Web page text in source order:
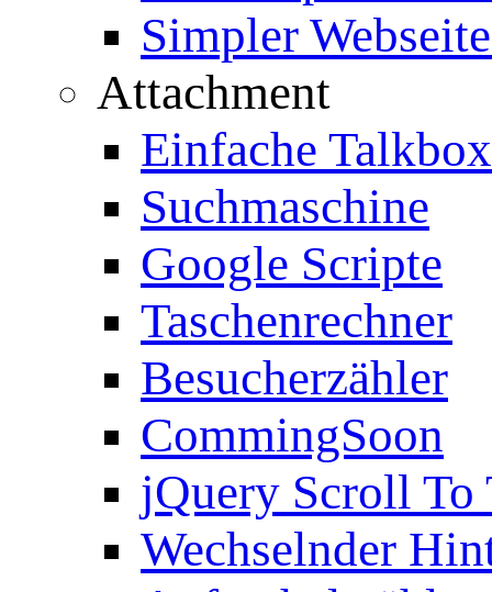
Simpler
Attachment
Einfache Talkbox
Suchmaschine
Google Scripte
Taschenrechner
Besucherzähler
CommingSoon
jQuery Scroll To
Wechselnder